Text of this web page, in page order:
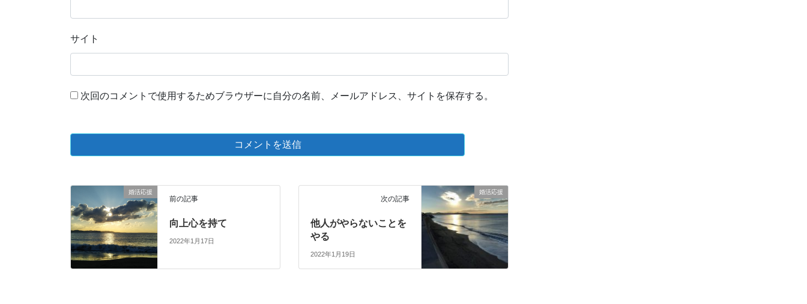
サイト
次回のコメントで使用するためブラウザーに自分の名前、メールアドレス、サイトを保存する。
婚活応援
前の記事
向上心を持て
2022年1月17日
婚活応援
次の記事
他人がやらないことを
やる
2022年1月19日